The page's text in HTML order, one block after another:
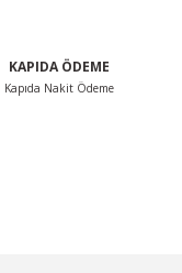
KAPIDA ÖDEME
Kapıda Nakit Ödeme